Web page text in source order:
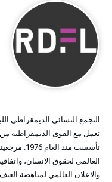
التجمع النسائي الديمقراطي
تعمل مع القوى الديمقراطية
تأسست منذ
العالمي لحقوق الانسان،
والاعلان العالمي لمناهضة